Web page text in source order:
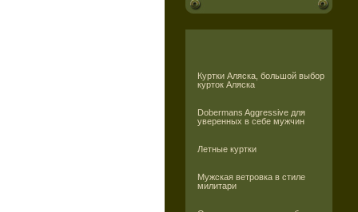
Куртки Аляска, большой выбор
курток Аляска
Dobermans Aggressive для
уверенных в себе мужчин
Летные куртки
Мужская ветровка в стиле
милитари